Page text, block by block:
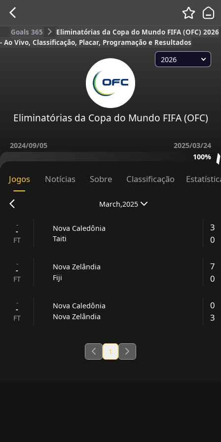
Goals 365
Eliminatórias da Copa do Mundo FIFA (OFC) 2026
- Ao Vivo, Classificação, Placar, Programação e Resultados
2026
Eliminatórias da Copa do Mundo FIFA (OFC)
2024/09/05
2025/03/24
100%
Jogos Notícias Sobre Classificação
March,2025
-
-
FT
Nova Caledônia
Taiti
3
0
-
-
FT
Nova Zelândia
Fiji
7
0
-
-
FT
Nova Caledônia
Nova Zelândia
0
3
1